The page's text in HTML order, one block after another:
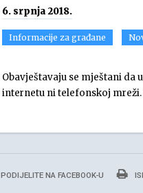
6. srpnja 2018.
Informacije za građane
Obavještavaju se mještani da
internetu ni telefonskoj
PODIJELITE NA FACEBOOK-U